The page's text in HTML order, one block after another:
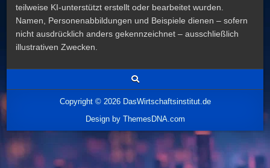
teilweise KI-unterstützt erstellt oder bearbeitet wurden.
Namen, Personenabbildungen und Beispiele dienen – sofern
nicht ausdrücklich anders gekennzeichnet – ausschließlich
illustrativen Zwecken.
Copyright © 2026 DasWirtschaftsinstitut.de
Design by ThemesDNA.com